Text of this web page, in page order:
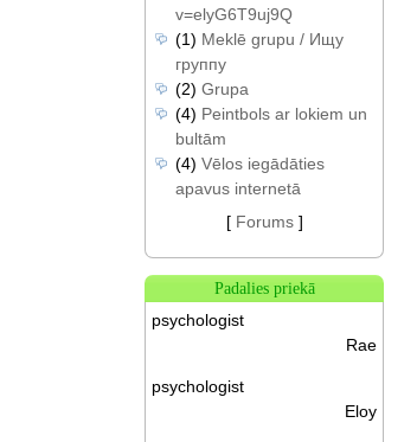
v=elyG6T9uj9Q
(1) Meklē grupu / Ищу
группу
(2) Grupa
(4) Peintbols ar lokiem un
bultām
(4) Vēlos iegādāties
apavus internetā
[ Forums]
Padalies priekā
psychologist
Rae
psychologist
Eloy